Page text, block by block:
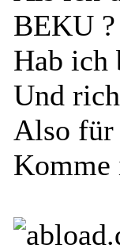
BEKU ?
Hab ich
Und
Also
Komme